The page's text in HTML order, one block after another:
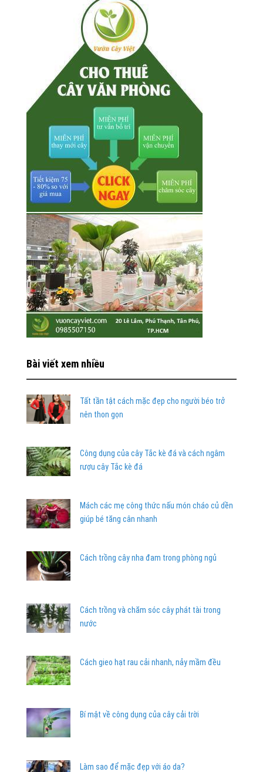
Bài viết xem nhiều
Tất tần tật cách mặc đẹp cho người béo trở
nên thon gọn
Công dụng của cây Tắc kè đá và cách ngâm
rượu cây Tắc kè đá
Mách các mẹ công thức nấu món cháo củ dền
giúp bé tăng cân nhanh
Cách trồng cây nha đam trong phòng ngủ
Cách trồng và chăm sóc cây phát tài trong
nước
Cách gieo hạt rau cải nhanh, nảy mầm đều
Bí mật về công dụng của cây cải trời
Làm sao để mặc đẹp với áo da?